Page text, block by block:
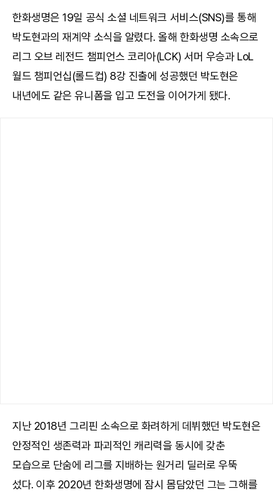
한화생명은 19일 공식 소셜 네트워크 서비스(SNS)를 통해
박도현과의 재계약 소식을 알렸다. 올해 한화생명 소속으로
리그 오브 레전드 챔피언스 코리아(LCK) 서머 우승과 LoL
월드 챔피언십(롤드컵) 8강 진출에 성공했던 박도현은
내년에도 같은 유니폼을 입고 도전을 이어가게 됐다.
지난 2018년 그리핀 소속으로 화려하게 데뷔했던 박도현은
안정적인 생존력과 파괴적인 캐리력을 동시에 갖춘
모습으로 단숨에 리그를 지배하는 원거리 딜러로 우뚝
섰다. 이후 2020년 한화생명에 잠시 몸담았던 그는 그해를